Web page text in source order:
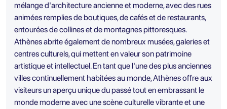
mélange d'architecture ancienne et moderne, avec des rues
animées remplies de boutiques, de cafés et de restaurants,
entourées de collines et de montagnes pittoresques.
Athènes abrite également de nombreux musées, galeries et
centres culturels, qui mettent en valeur son patrimoine
artistique et intellectuel. En tant que l'une des plus anciennes
villes continuellement habitées au monde, Athènes offre aux
visiteurs un aperçu unique du passé tout en embrassant le
monde moderne avec une scène culturelle vibrante et une